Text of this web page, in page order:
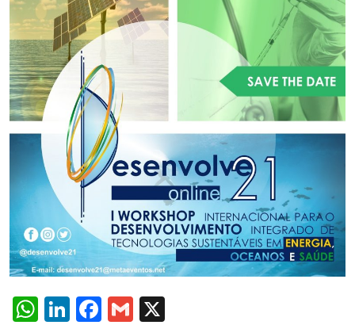
WhatsApp
LinkedIn
Facebook
Gmail